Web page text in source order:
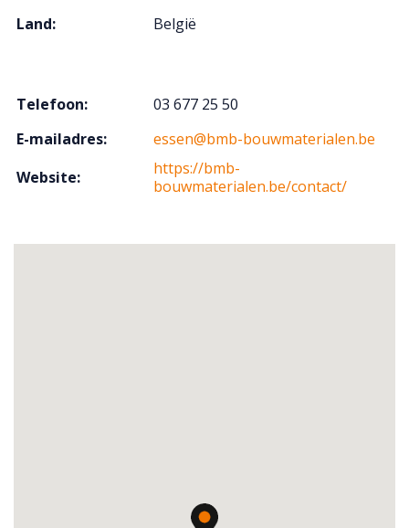
Land:
België
Telefoon:
03 677 25 50
E-mailadres:
essen@bmb-bouwmaterialen.be
Website:
https://bmb-
bouwmaterialen.be/contact/